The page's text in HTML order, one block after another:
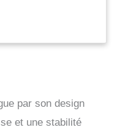
d'endurance à
pour votre
très silencieux du vélo
support pour
EST PRIS EN
par son design
et une stabilité